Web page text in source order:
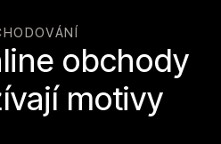
obchody
motivy